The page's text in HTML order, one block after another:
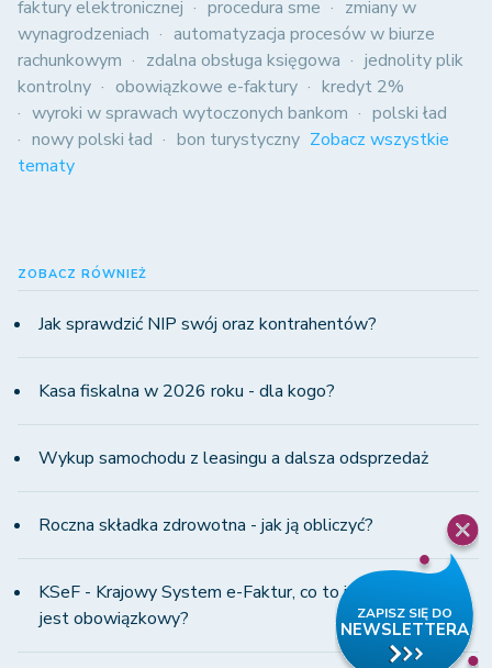
faktury elektronicznej
procedura sme
zmiany w
wynagrodzeniach
automatyzacja procesów w biurze
rachunkowym
zdalna obsługa księgowa
jednolity plik
kontrolny
obowiązkowe e-faktury
kredyt 2%
wyroki w sprawach wytoczonych bankom
polski ład
nowy polski ład
bon turystyczny Zobacz wszystkie
tematy
ZOBACZ RÓWNIEŻ
Jak sprawdzić NIP swój oraz kontrahentów?
Kasa fiskalna w 2026 roku - dla kogo?
Wykup samochodu z leasingu a dalsza odsprzedaż
Roczna składka zdrowotna - jak ją obliczyć?
KSeF - Krajowy System e-Faktur, co to jest i od kiedy
jest obowiązkowy?